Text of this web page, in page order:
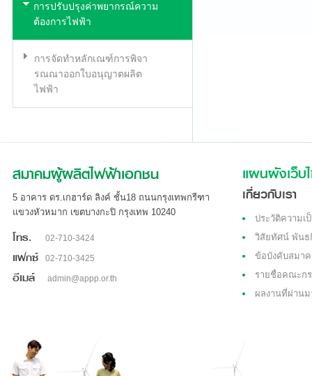
การปรับปรุงค่าพยากรณ์ความ
ต้องการไฟฟ้า
การจัดทำหลักเณฑ์การพิจา
รณณาออกใบอนุญาตผลิต
ไฟฟ้า
สมาคมผู้ผลิตไฟฟ้าเอกชน
5 อาคาร ดร.เกฮาร์ด ลิงค์ ชั้น18 ถนนกรุงเทพกรีฑา
แขวงหัวหมาก เขตบางกะปิ กรุงเทพ 10240
โทร. 02-710-3424
แฟกซ์ 02-710-3425
อีเมล์ admin@appp.or.th
แผนผังเว็บ
เกี่ยวกับเรา
ประวัติความเ
วิสัยทัศน์ พันธ
ข้อบังคับสมา
รายชื่อคณะก
ผลงานที่ผ่านม